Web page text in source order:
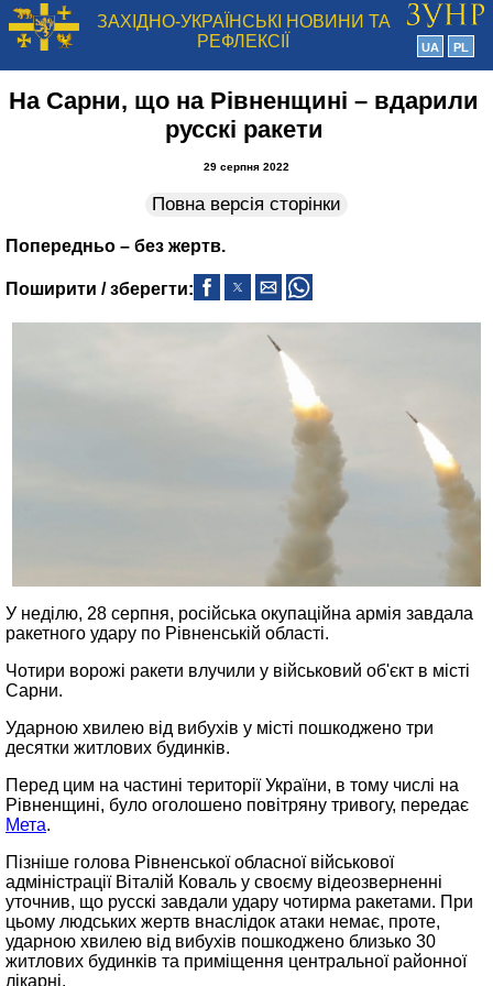
ЗАХІДНО-УКРАЇНСЬКІ НОВИНИ ТА
РЕФЛЕКСІЇ
UA PL
На Сарни, що на Рівненщині – вдарили
русскі ракети
29 серпня 2022
Повна версія сторінки
Попередньо – без жертв.
Поширити / зберегти:
У неділю, 28 серпня, російська окупаційна армія завдала
ракетного удару по Рівненській області.
Чотири ворожі ракети влучили у військовий об'єкт в місті
Сарни.
Ударною хвилею від вибухів у місті пошкоджено три
десятки житлових будинків.
Перед цим на частині території України, в тому числі на
Рівненщині, було оголошено повітряну тривогу, передає
Мета.
Пізніше голова Рівненської обласної військової
адміністрації Віталій Коваль у своєму відеозверненні
уточнив, що русскі завдали удару чотирма ракетами. При
цьому людських жертв внаслідок атаки немає, проте,
ударною хвилею від вибухів пошкоджено близько 30
житлових будинків та приміщення центральної районної
лікарні.